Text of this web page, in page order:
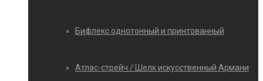
Бифлекс однотонный и принтованный
Атлас-стрейч / Шелк искусственный Армани